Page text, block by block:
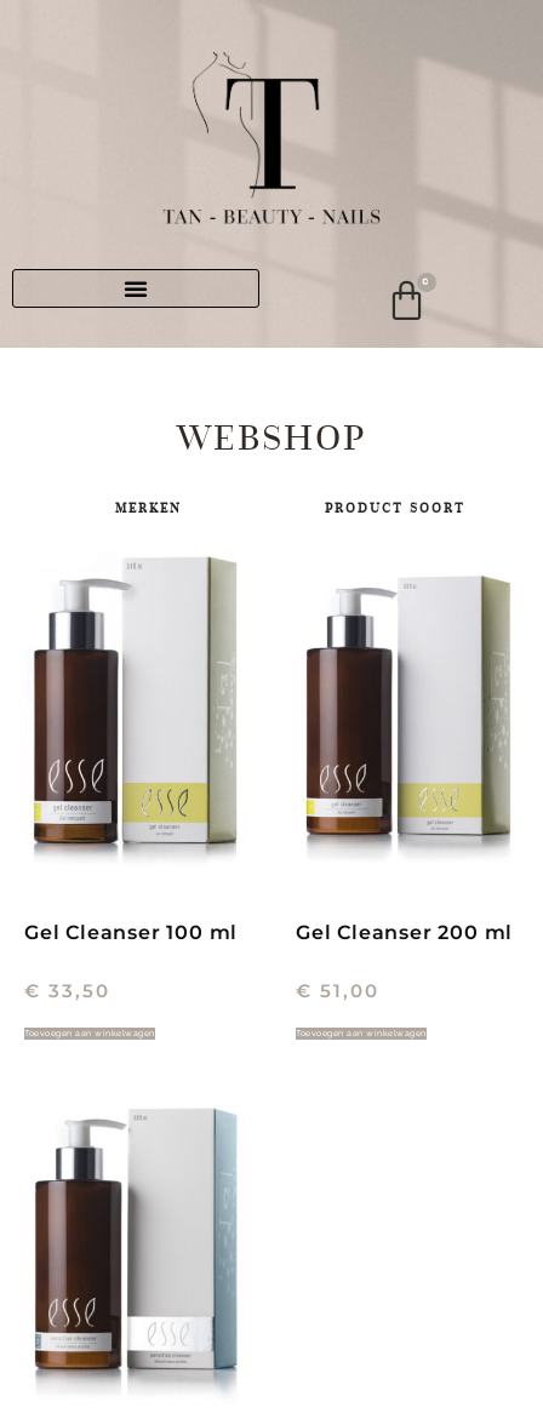
0
WEBSHOP
MERKEN PRODUCT SOORT
Gel Cleanser 100 ml
€ 33,50
Toevoegen aan winkelwagen
Gel Cleanser 200 ml
€ 51,00
Toevoegen aan winkelwagen